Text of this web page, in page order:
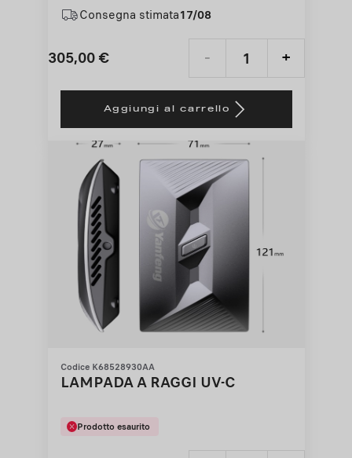
Consegna stimata17/08
305,00 €
Price
305,00
- +
Quantity
to:
Aggiungi al carrello
Codice K68528930AA
LAMPADA A RAGGI UV-C
Prodotto esaurito